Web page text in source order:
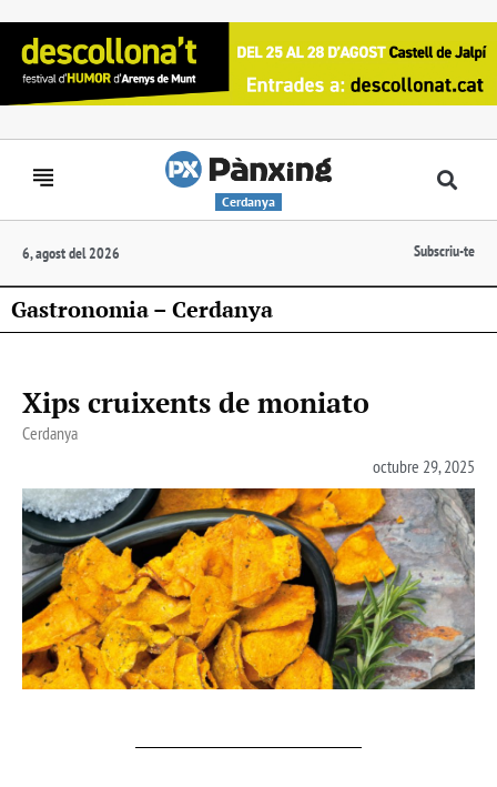
Cerdanya
6, agost del 2026 Subscriu-te
Gastronomia – Cerdanya
Xips cruixents de moniato
Cerdanya
octubre 29, 2025